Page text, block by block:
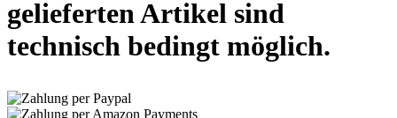
gelieferten Artikel sind
technisch bedingt möglich.